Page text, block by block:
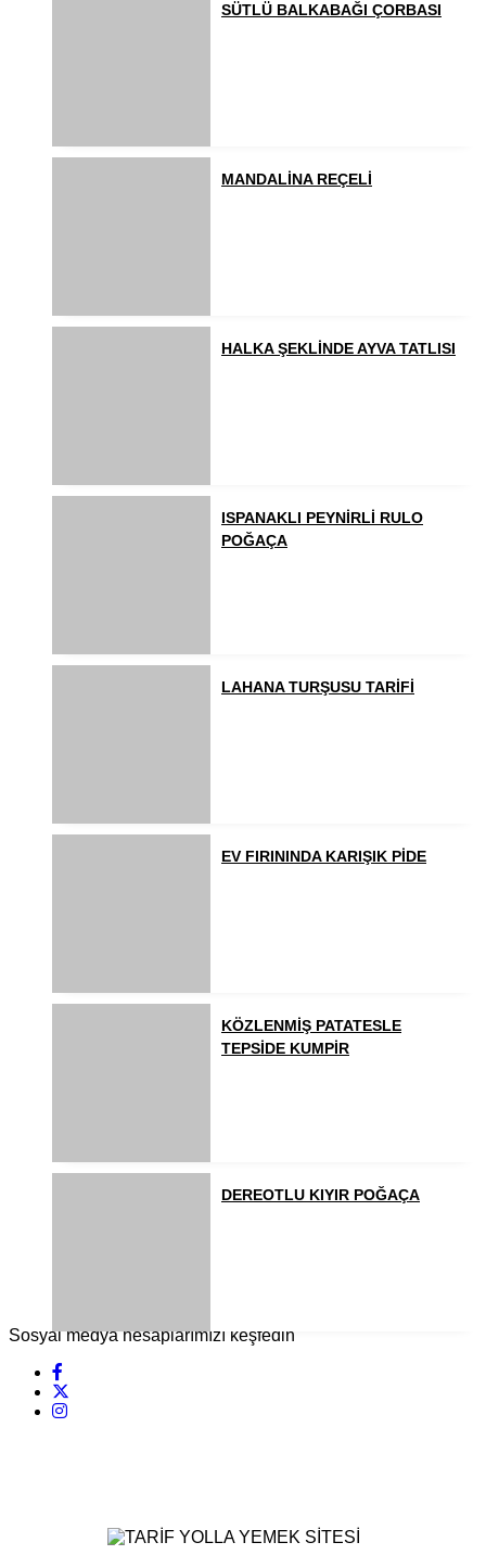
SÜTLÜ BALKABAĞI ÇORBASI
MANDALİNA REÇELİ
HALKA ŞEKLİNDE AYVA TATLISI
ISPANAKLI PEYNİRLİ RULO
POĞAÇA
LAHANA TURŞUSU TARİFİ
EV FIRININDA KARIŞIK PİDE
KÖZLENMİŞ PATATESLE
TEPSİDE KUMPİR
DEREOTLU KIYIR POĞAÇA
Sosyal medya hesaplarımızı keşfedin